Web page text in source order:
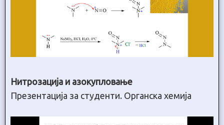
Нитрозација и азокупловање
Презентација за студенти. Органска хемија